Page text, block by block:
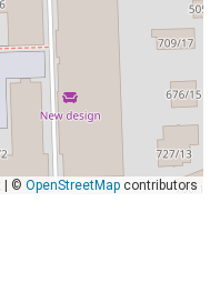
| © OpenStreetMapcontributors